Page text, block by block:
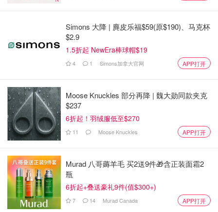
Simons 大降 | 麂皮乐福$59(原$190)、马克杯
$2.9
1.5折起 NewEra棒球帽$19
4 1 Simons加拿大官网 APP打开
Moose Knuckles 部分再降 | 魏大勋同款夹克
$237
6折起！羽绒服低至$270
11 Moose Knuckles APP打开
Murad 八哥薅羊毛 买2送9件🎁含正装面霜2
瓶
6折起+叠送豪礼9件(值$300+)
7 14 Murad Canada APP打开